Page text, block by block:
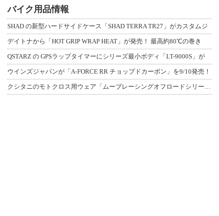
バイク用品情報
SHAD の新型ハードサイドケース「SHAD TERRA TR27」がカスタムジ
デイトナから「HOT GRIP WRAP HEAT」が発売！ 最高約80℃の巻き
QSTARZ の GPSラップタイマーにシリーズ最小ボディ「LT-9000S」が
ウインズジャパンが「A-FORCE RR チョップドカーボン」を9/10発売！
クシタニのモトクロス用ウェア「ムーブレーシングオフロードシリーズ」3アイテムが登